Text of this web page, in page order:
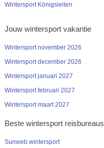
Wintersport Königsleiten
Jouw wintersport vakantie
Wintersport november 2026
Wintersport december 2026
Wintersport januari 2027
Wintersport februari 2027
Wintersport maart 2027
Beste wintersport reisbureaus
Sunweb wintersport